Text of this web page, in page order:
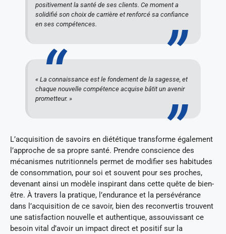
positivement la santé de ses clients. Ce moment a
solidifié son choix de carrière et renforcé sa confiance
en ses compétences.
« La connaissance est le fondement de la sagesse, et
chaque nouvelle compétence acquise bâtit un avenir
prometteur. »
L’acquisition de savoirs en diététique transforme également
l’approche de sa propre santé. Prendre conscience des
mécanismes nutritionnels permet de modifier ses habitudes
de consommation, pour soi et souvent pour ses proches,
devenant ainsi un modèle inspirant dans cette quête de bien-
être. À travers la pratique, l’endurance et la persévérance
dans l’acquisition de ce savoir, bien des reconvertis trouvent
une satisfaction nouvelle et authentique, assouvissant ce
besoin vital d’avoir un impact direct et positif sur la